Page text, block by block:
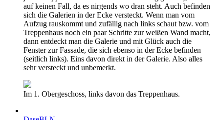
auf keinen Fall, da es nirgends wo dran steht. Auch befinden
sich die Galerien in der Ecke versteckt. Wenn man vom
Aufzug rauskommt und zufällig nach links schaut bzw. vom
Treppenhaus noch ein paar Schritte zur weißen Wand macht,
dann entdeckt man die Galerie und mit Glück auch die
Fenster zur Fassade, die sich ebenso in der Ecke befinden
(seitlich links). Eins davon direkt in der Galerie. Also alles
sehr versteckt und unbemerkt.
Im 1. Obergeschoss, links davon das Treppenhaus.